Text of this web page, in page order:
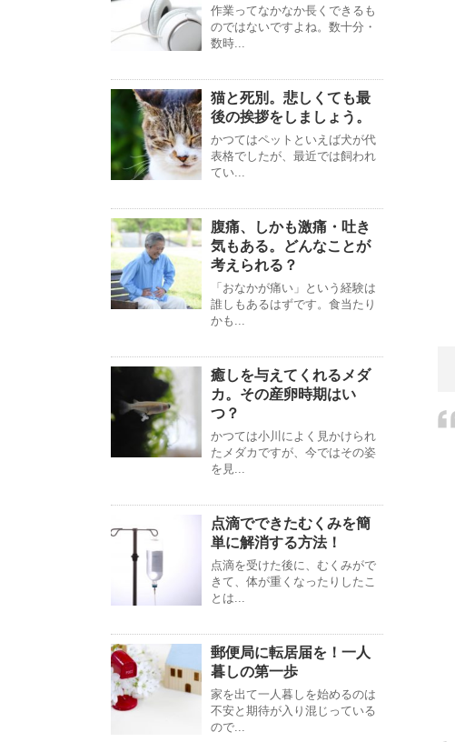
作業ってなかなか長くできるも
のではないですよね。数十分・
数時...
猫と死別。悲しくても最
後の挨拶をしましょう。
かつてはペットといえば犬が代
表格でしたが、最近では飼われ
てい...
腹痛、しかも激痛・吐き
気もある。どんなことが
考えられる？
「おなかが痛い」という経験は
誰しもあるはずです。食当たり
かも...
癒しを与えてくれるメダ
カ。その産卵時期はい
つ？
かつては小川によく見かけられ
たメダカですが、今ではその姿
を見...
点滴でできたむくみを簡
単に解消する方法！
点滴を受けた後に、むくみがで
きて、体が重くなったりしたこ
とは...
郵便局に転居届を！一人
暮しの第一歩
家を出て一人暮しを始めるのは
不安と期待が入り混じっている
ので...